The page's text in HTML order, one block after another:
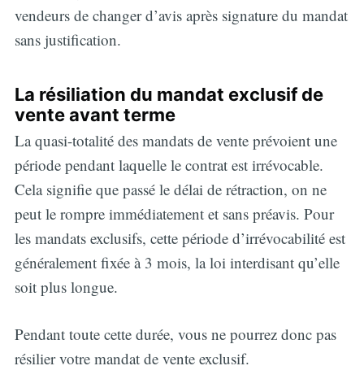
vendeurs de changer d’avis après signature du mandat
sans justification.
La résiliation du mandat exclusif de
vente avant terme
La quasi-totalité des mandats de vente prévoient une
période pendant laquelle le contrat est irrévocable.
Cela signifie que passé le délai de rétraction, on ne
peut le rompre immédiatement et sans préavis. Pour
les mandats exclusifs, cette période d’irrévocabilité est
généralement fixée à 3 mois, la loi interdisant qu’elle
soit plus longue.
Pendant toute cette durée, vous ne pourrez donc pas
résilier votre mandat de vente exclusif.